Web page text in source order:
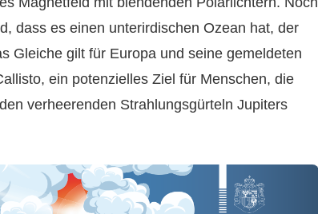
dass es einen unterirdischen Ozean hat, der
Gleiche gilt für Europa und seine gemeldeten
ein potenzielles Ziel für Menschen, die
verheerenden Strahlungsgürteln Jupiters